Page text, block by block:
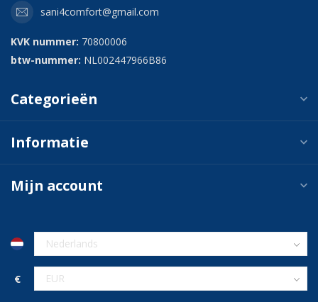
sani4comfort@gmail.com
KVK nummer: 70800006
btw-nummer: NL002447966B86
Categorieën
Informatie
Mijn account
€